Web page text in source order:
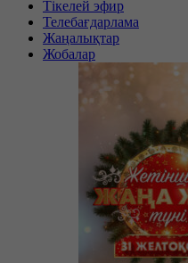
Тікелей эфир
Телебағдарлама
Жаңалықтар
Жобалар